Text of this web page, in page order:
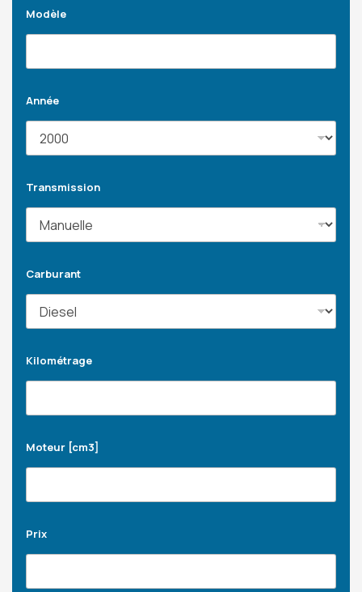
Modèle
Année
Transmission
Carburant
Kilométrage
Moteur [cm3]
Prix